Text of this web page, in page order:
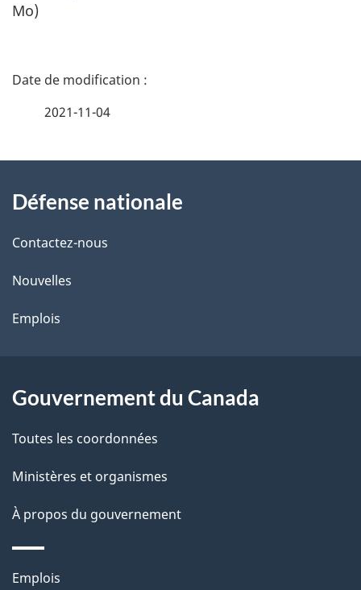
Mo)
D
i
l
s
d
l
p
a
g
e
2021-11-04
propos
de
ce
site
Défense nationale
Contactez-nous
Nouvelles
Emplois
Gouvernement du Canada
Toutes les coordonnées
Ministères et organismes
À propos du gouvernement
Thèmes
Emplois